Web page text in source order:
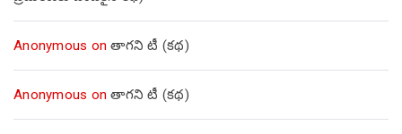
Anonymous onతాగని టీ (కథ)
Anonymous onతాగని టీ (కథ)